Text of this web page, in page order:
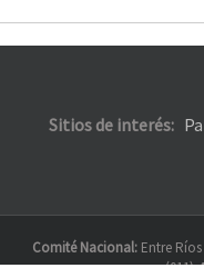
Sitios de interés:
Comité Nacional: Entre